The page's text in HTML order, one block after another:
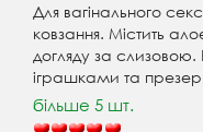
Для вагінального
ковзання. Містить
догляду за
іграшками та
більше 5 шт.